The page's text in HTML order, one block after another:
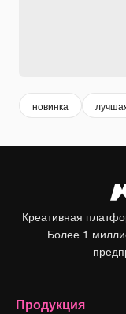
новинка
Креативная
Более 1
Продукция